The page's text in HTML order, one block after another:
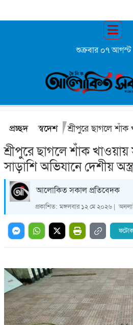
শুক্রবার ০৭
প্রচ্ছদ স্বদেশ
শ্রীপুরে ছাগলে শাঁক খাওয়ায়
সাড়াশি অভিযানে দেশীয়
আলোকিত সকাল প্রতিবেদক
প্রকাশিত: মঙ্গলবার ১২ মে ২০২৬ |